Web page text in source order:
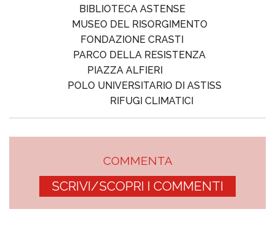
BIBLIOTECA ASTENSE
MUSEO DEL RISORGIMENTO
FONDAZIONE CRASTI
PARCO DELLA RESISTENZA
PIAZZA ALFIERI
POLO UNIVERSITARIO DI ASTISS
RIFUGI CLIMATICI
COMMENTA
SCRIVI/SCOPRI I COMMENTI